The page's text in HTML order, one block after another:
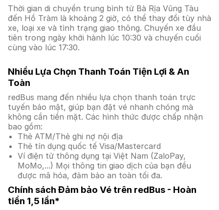
Thời gian di chuyển trung bình từ Bà Rịa Vũng Tàu
đến Hồ Tràm là khoảng 2 giờ, có thể thay đổi tùy nhà
xe, loại xe và tình trạng giao thông. Chuyến xe đầu
tiên trong ngày khởi hành lúc 10:30 và chuyến cuối
cùng vào lúc 17:30.
Nhiều Lựa Chọn Thanh Toán Tiện Lợi & An
Toàn
redBus mang đến nhiều lựa chọn thanh toán trực
tuyến bảo mật, giúp bạn đặt vé nhanh chóng mà
không cần tiền mặt. Các hình thức được chấp nhận
bao gồm:
Thẻ ATM/Thẻ ghi nợ nội địa
Thẻ tín dụng quốc tế Visa/Mastercard
Ví điện tử thông dụng tại Việt Nam (ZaloPay,
MoMo,...) Mọi thông tin giao dịch của bạn đều
được mã hóa, đảm bảo an toàn tối đa.
Chính sách Đảm bảo Vé trên redBus - Hoàn
tiền 1,5 lần*